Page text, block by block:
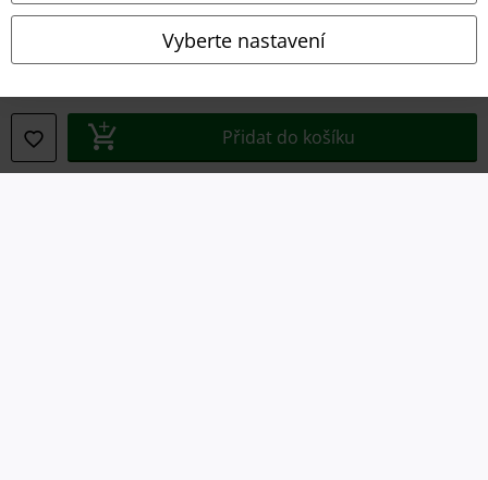
Vyberte nastavení
Přidat do košíku
Informace o přístupnosti
Nastavení souborů cookie
Odstoupení od smlouvy